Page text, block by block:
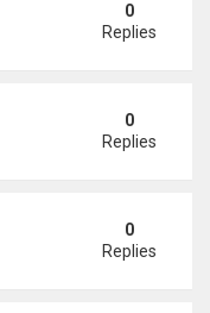
ở VN
0
Replies
91 tuổi, phi tang xác
0
Replies
Kiến Hoa
0
Replies